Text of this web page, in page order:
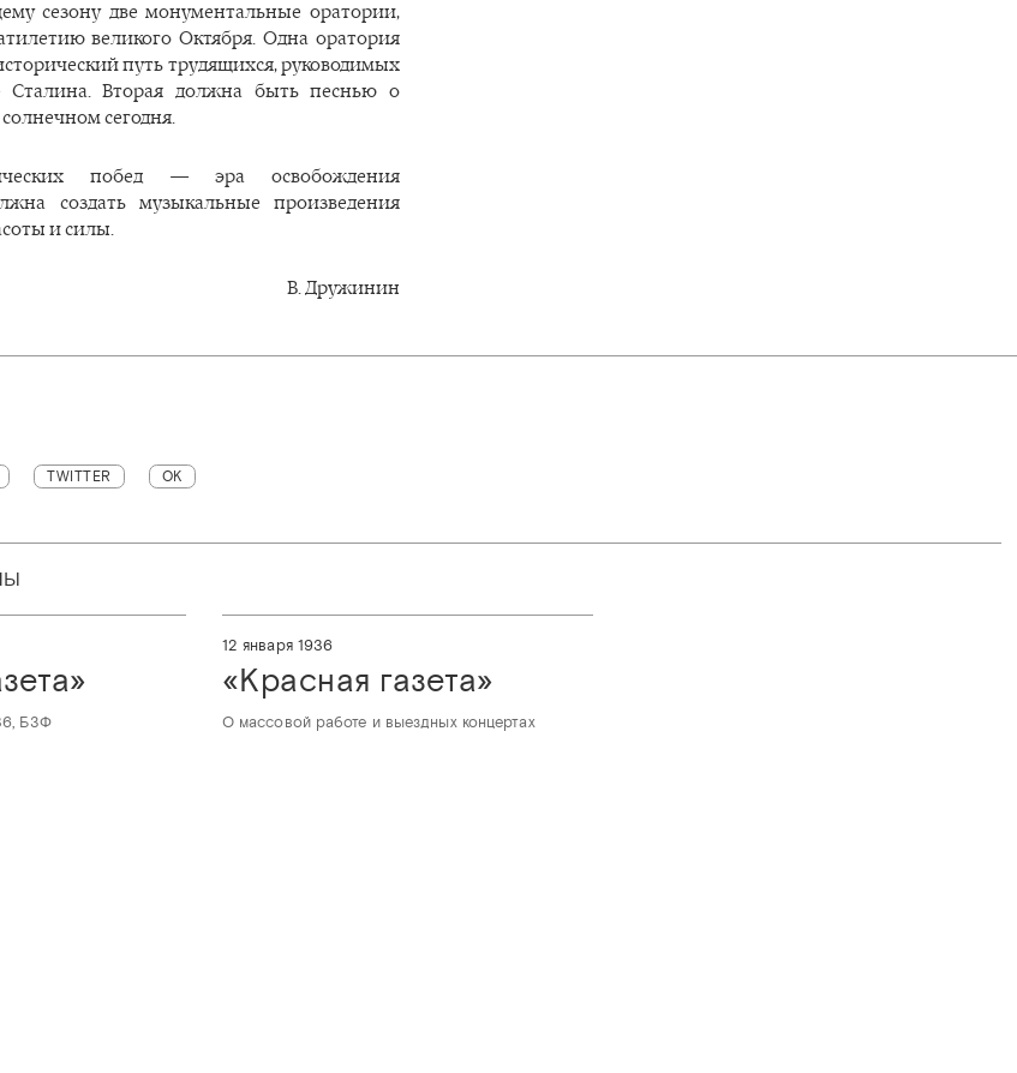
сезону две монументальные оратории,
великого Октября. Одна оратория
путь трудящихся, руководимых
Вторая должна быть песнью о
солнечном сегодня.
побед — эра освобождения
создать музыкальные произведения
и силы.
В. Дружинин
TWITTER OK
12 января 1936
«Красная газета»
О массовой работе и выездных концертах
БЗФ